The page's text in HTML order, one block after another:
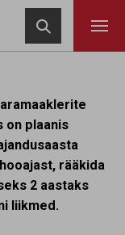

on plaanis
rääkida
2 aastaks
liikmed.